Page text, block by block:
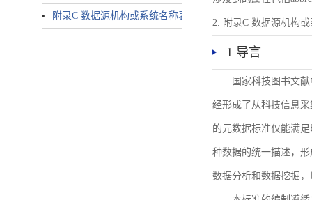
附录C 数据源机构或系统名称表
2. 附录C 数据源机构或
1 导言
国家科技图书文
经形成了从科技信息
的元数据标准仅能满
种数据的统一描述，
数据分析和数据挖掘